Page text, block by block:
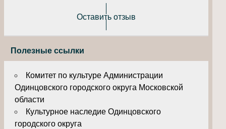
Оставить отзыв
Полезные ссылки
Комитет по культуре Администрации
Одинцовского городского округа Московской
области
Культурное наследие Одинцовского
городского округа